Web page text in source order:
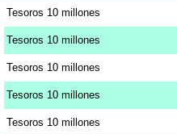
Tesoros 10 millones
Tesoros 10 millones
Tesoros 10 millones
Tesoros 10 millones
Tesoros 10 millones